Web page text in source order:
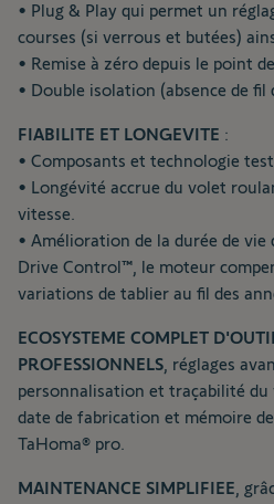
• Plug & Play qui permet un
courses (si verrous et butées)
• Remise à zéro depuis le point
• Double isolation (absence de fil
FIABILITE ET LONGEVITE :
• Composants et technologie
• Longévité accrue du volet
vitesse.
• Amélioration de la durée de vie
Drive Control™, le moteur
variations de tablier au fil des
ECOSYSTEME COMPLET
PROFESSIONNELS , réglages
personnalisation et traçabilité du
date de fabrication et mémoire
TaHoma® pro.
MAINTENANCE SIMPLIFIEE ,